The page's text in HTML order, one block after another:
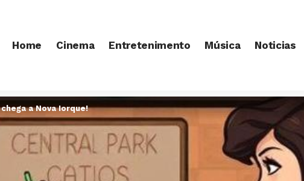
Home Cinema Entretenimento Música Noticias
a Nova Iorque!